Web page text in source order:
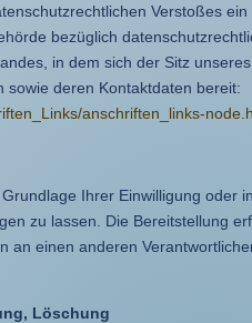
Verstoßes
bezüglich
in dem sich der Sitz
deren Kontaktdaten bereit:
anschriften_links-
Ihrer Einwilligung oder
zu lassen. Die Bereitstellung
an einen anderen
Löschung